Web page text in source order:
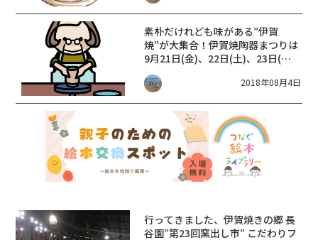
素朴だけれども味がある”伊賀
焼”が大集合！伊賀焼陶器まつりは
9月21日(金)、22日(土)、23日(日)
の３日間だよ。
2018年08月4日
行ってきました、伊賀焼きの郷 長
谷園”第23回窯出し市” こだわりフ